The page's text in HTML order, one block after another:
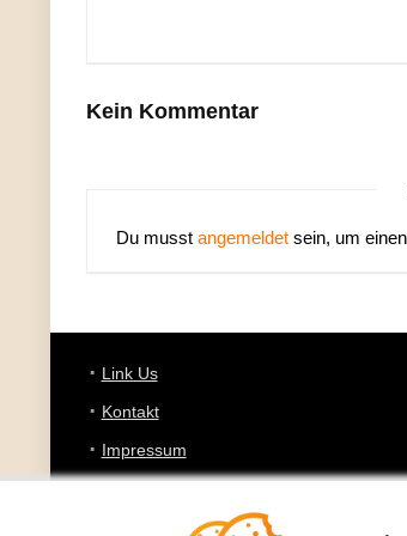
Kein Kommentar
Du musst angemeldet sein, um
Link Us
Kontakt
Impressum